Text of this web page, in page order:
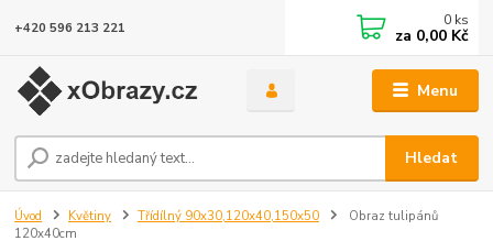
Menu
Hledat
+420 596 213 221 0 ks
za 0,00 Kč
Úvod Květiny Třídílný 90x30,120x40,150x50
Obraz tulipánů
120x40cm